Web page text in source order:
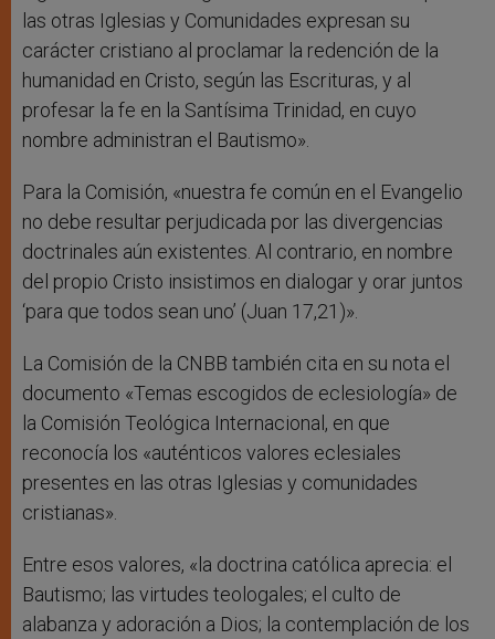
las otras Iglesias y Comunidades expresan su
carácter cristiano al proclamar la redención de la
humanidad en Cristo, según las Escrituras, y al
profesar la fe en la Santísima Trinidad, en cuyo
nombre administran el Bautismo».
Para la Comisión, «nuestra fe común en el Evangelio
no debe resultar perjudicada por las divergencias
doctrinales aún existentes. Al contrario, en nombre
del propio Cristo insistimos en dialogar y orar juntos
‘para que todos sean uno’ (Juan 17,21)».
La Comisión de la CNBB también cita en su nota el
documento «Temas escogidos de eclesiología» de
la Comisión Teológica Internacional, en que
reconocía los «auténticos valores eclesiales
presentes en las otras Iglesias y comunidades
cristianas».
Entre esos valores, «la doctrina católica aprecia: el
Bautismo; las virtudes teologales; el culto de
alabanza y adoración a Dios; la contemplación de los